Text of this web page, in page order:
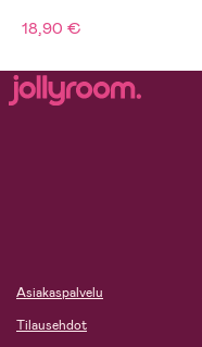
18,90 €
Asiakaspalvelu
Tilausehdot